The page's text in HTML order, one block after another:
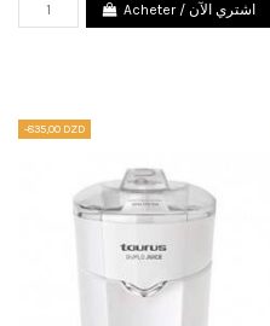
Acheter / اشتري الآن
-835,00 DZD